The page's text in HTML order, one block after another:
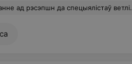
Была бы вельмі задаволеная, калі б не кусачы кошт)), але ён адпавядае паслугам.